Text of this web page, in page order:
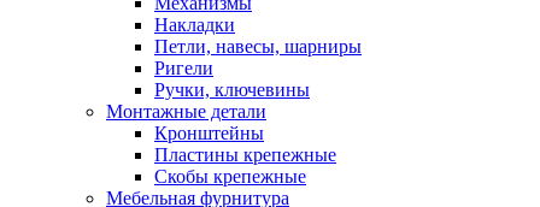
Накладки
Петли, навесы, шарниры
Ригели
Ручки, ключевины
Монтажные детали
Кронштейны
Пластины крепежные
Скобы крепежные
Мебельная фурнитура